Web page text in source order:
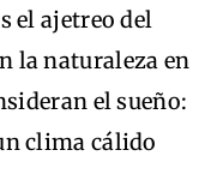
el ajetreo del
la naturaleza en
el sueño:
clima cálido